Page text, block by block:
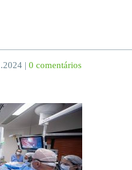
| 0 comentários